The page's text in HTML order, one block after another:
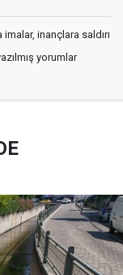
inançlara saldırı
yorumlar